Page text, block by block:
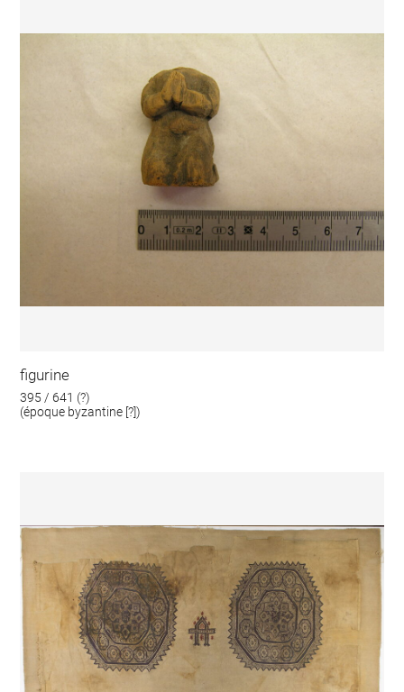
figurine
395 / 641 (?)
(époque byzantine [?])